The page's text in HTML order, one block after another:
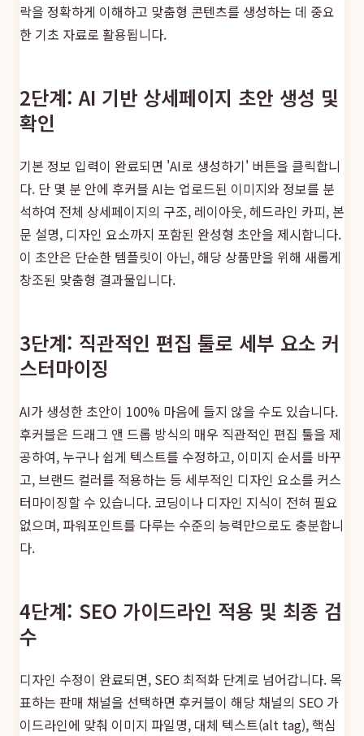
락을 정확하게 이해하고 맞춤형 콘텐츠를 생성하는 데 중요
한 기초 자료로 활용됩니다.
2단계: AI 기반 상세페이지 초안 생성 및
확인
기본 정보 입력이 완료되면 'AI로 생성하기' 버튼을 클릭합니
다. 단 몇 분 안에 후커블 AI는 업로드된 이미지와 정보를 분
석하여 전체 상세페이지의 구조, 레이아웃, 헤드라인 카피, 본
문 설명, 디자인 요소까지 포함된 완성형 초안을 제시합니다.
이 초안은 단순한 템플릿이 아닌, 해당 상품만을 위해 새롭게
창조된 맞춤형 결과물입니다.
3단계: 직관적인 편집 툴로 세부 요소 커
스터마이징
AI가 생성한 초안이 100% 마음에 들지 않을 수도 있습니다.
후커블은 드래그 앤 드롭 방식의 매우 직관적인 편집 툴을 제
공하여, 누구나 쉽게 텍스트를 수정하고, 이미지 순서를 바꾸
고, 브랜드 컬러를 적용하는 등 세부적인 디자인 요소를 커스
터마이징할 수 있습니다. 코딩이나 디자인 지식이 전혀 필요
없으며, 파워포인트를 다루는 수준의 능력만으로도 충분합니
다.
4단계: SEO 가이드라인 적용 및 최종 검
수
디자인 수정이 완료되면, SEO 최적화 단계로 넘어갑니다. 목
표하는 판매 채널을 선택하면 후커블이 해당 채널의 SEO 가
이드라인에 맞춰 이미지 파일명, 대체 텍스트(alt tag), 핵심